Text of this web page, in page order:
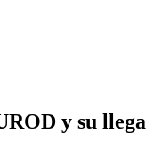
y su